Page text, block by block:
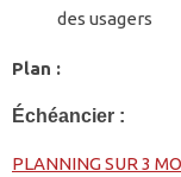
des usagers
Plan :
Échéancier :
PLANNING SUR 3